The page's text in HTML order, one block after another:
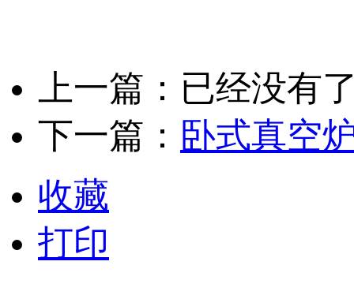
上一篇：已经没有
下一篇： 卧式真空
收藏
打印